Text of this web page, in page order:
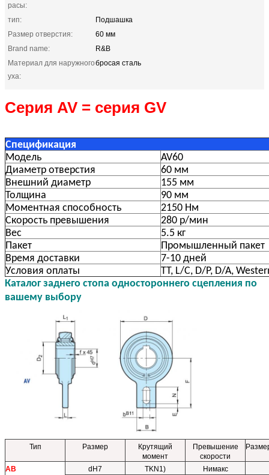
расы:
тип:
Подшашка
Размер отверстия:
60 мм
Brand name:
R&B
Материал для наружного
уха:
бросая сталь
Серия AV = серия GV
Спецификация
Модель
AV60
Диаметр отверстия
60 мм
Внешний диаметр
155 мм
Толщина
90 мм
Моментная способность
2150 Нм
Скорость превышения
280 р/мин
Вес
5.5 кг
Пакет
Промышленный пакет
Время доставки
7-10 дней
Условия оплаты
TT, L/C, D/P, D/A,
Каталог заднего стопа одностороннего сцепления по
вашему выбору
Тип Размер
Крутящий
момент
Превышение
скорости
АВ dH7 TKN1)
Нимакс